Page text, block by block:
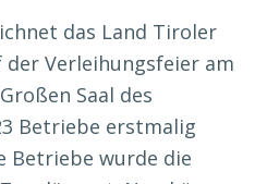
das Land Tiroler
Verleihungsfeier am
Saal des
Betriebe erstmalig
Betriebe wurde die